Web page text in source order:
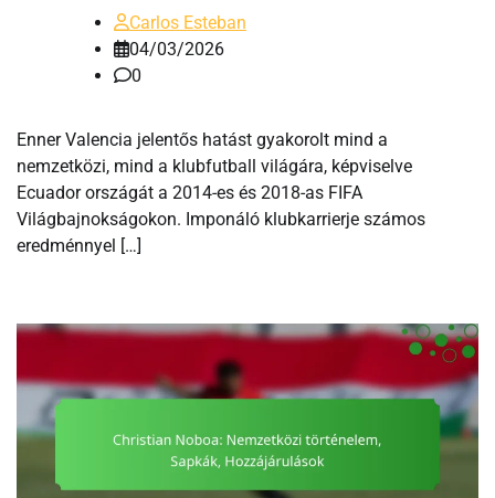
Carlos Esteban
04/03/2026
0
Enner Valencia jelentős hatást gyakorolt mind a
nemzetközi, mind a klubfutball világára, képviselve
Ecuador országát a 2014-es és 2018-as FIFA
Világbajnokságokon. Imponáló klubkarrierje számos
eredménnyel […]